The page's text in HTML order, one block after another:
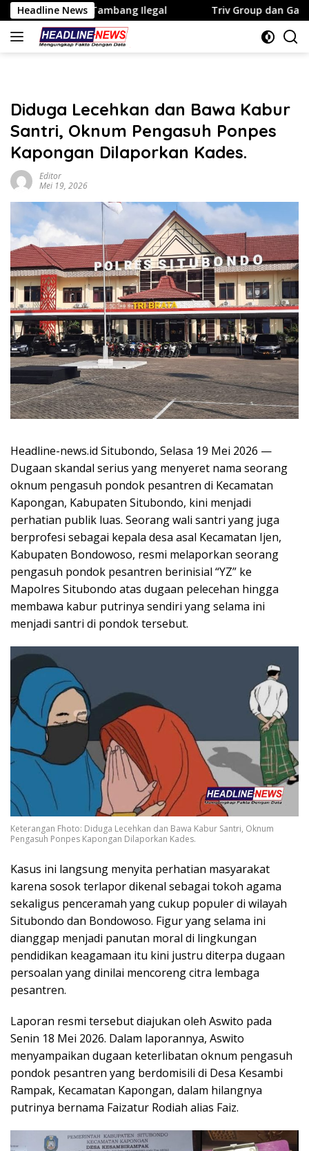
Langsung
ke
konten
Headline News
Ilegal Triv Group dan Gabriel Rey Kukuhkan
Diduga Lecehkan dan Bawa Kabur
Santri, Oknum Pengasuh Ponpes
Kapongan Dilaporkan Kades.
Editor
Mei 19, 2026
Headline-news.id Situbondo, Selasa 19 Mei 2026 —
Dugaan skandal serius yang menyeret nama seorang
oknum pengasuh pondok pesantren di Kecamatan
Kapongan, Kabupaten Situbondo, kini menjadi
perhatian publik luas. Seorang wali santri yang juga
berprofesi sebagai kepala desa asal Kecamatan Ijen,
Kabupaten Bondowoso, resmi melaporkan seorang
pengasuh pondok pesantren berinisial “YZ” ke
Mapolres Situbondo atas dugaan pelecehan hingga
membawa kabur putrinya sendiri yang selama ini
menjadi santri di pondok tersebut.
Keterangan Fhoto: Diduga Lecehkan dan Bawa Kabur Santri, Oknum
Pengasuh Ponpes Kapongan Dilaporkan Kades.
Kasus ini langsung menyita perhatian masyarakat
karena sosok terlapor dikenal sebagai tokoh agama
sekaligus penceramah yang cukup populer di wilayah
Situbondo dan Bondowoso. Figur yang selama ini
dianggap menjadi panutan moral di lingkungan
pendidikan keagamaan itu kini justru diterpa dugaan
persoalan yang dinilai mencoreng citra lembaga
pesantren.
Laporan resmi tersebut diajukan oleh Aswito pada
Senin 18 Mei 2026. Dalam laporannya, Aswito
menyampaikan dugaan keterlibatan oknum pengasuh
pondok pesantren yang berdomisili di Desa Kesambi
Rampak, Kecamatan Kapongan, dalam hilangnya
putrinya bernama Faizatur Rodiah alias Faiz.